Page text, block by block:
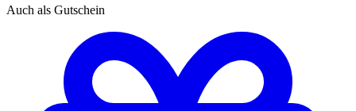
Auch als Gutschein